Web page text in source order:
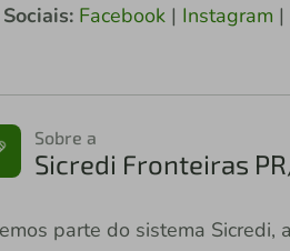
Facebook| Instagram |
Sobre a
Sicredi Fronteiras
parte do sistema Sicredi,